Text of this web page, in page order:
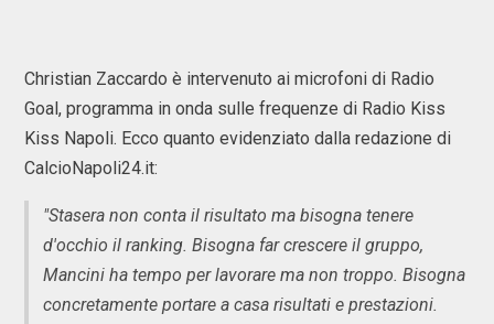
Christian Zaccardo è intervenuto ai microfoni di Radio
Goal, programma in onda sulle frequenze di Radio Kiss
Kiss Napoli. Ecco quanto evidenziato dalla redazione di
CalcioNapoli24.it:
"Stasera non conta il risultato ma bisogna tenere
d'occhio il ranking. Bisogna far crescere il gruppo,
Mancini ha tempo per lavorare ma non troppo. Bisogna
concretamente portare a casa risultati e prestazioni.